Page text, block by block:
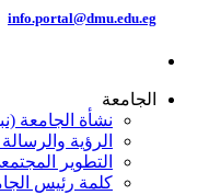
info.portal@dmu.edu.eg
الجامعة
نشأة الجامعة
الرؤية
التطوير
كلمة رئيس